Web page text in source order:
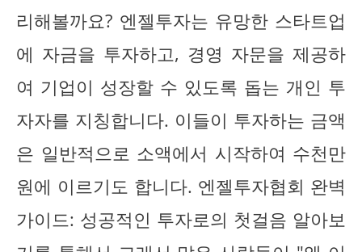
리해볼까요? 엔젤투자는 유망한 스타트업
에 자금을 투자하고, 경영 자문을 제공하
여 기업이 성장할 수 있도록 돕는 개인 투
자자를 지칭합니다. 이들이 투자하는 금액
은 일반적으로 소액에서 시작하여 수천만
원에 이르기도 합니다. 엔젤투자협회 완벽
가이드: 성공적인 투자로의 첫걸음 알아보